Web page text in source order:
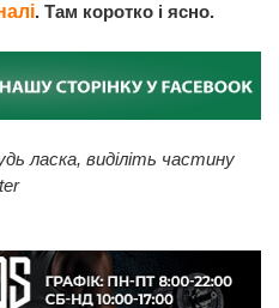
. Там коротко і ясно.
ласка, виділіть частину